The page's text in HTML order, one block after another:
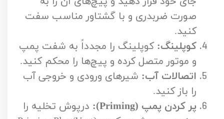
صورت ضربدری و با گشتاور مناسب سفت
کنید.
کوپلینگ: کوپلینگ را مجدداً به شفت پمپ
و موتور متصل کرده و پیچ‌ها را محکم کنید.
اتصالات آب: شیرهای ورودی و خروجی آب
را باز کنید.
پر کردن پمپ (Priming):
درپوش تخلیه را